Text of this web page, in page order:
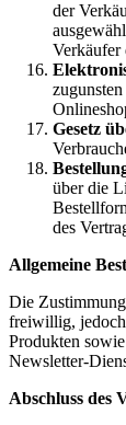
der
Verkäufer
Gesetz
über die
des
Allgemeine
Die
freiwillig,
Produkten
Newsletter-
Abschluss des